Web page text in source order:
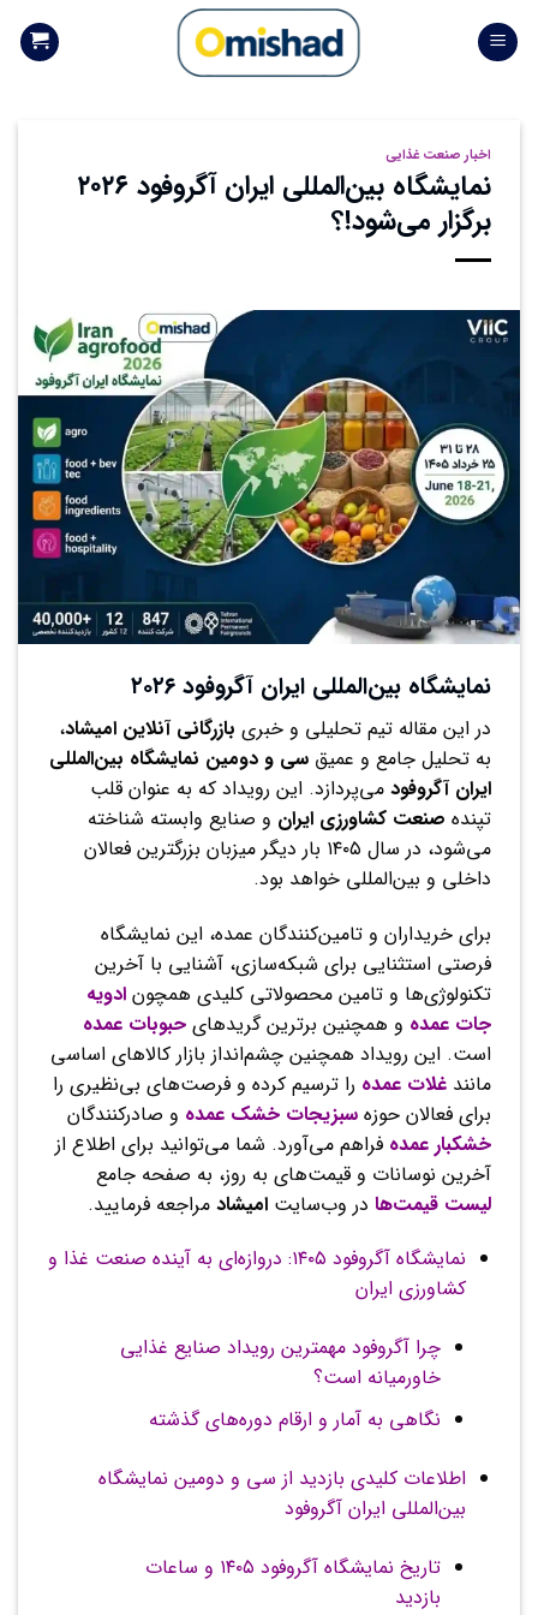
Skip
اخبار صنعت غذایی
نمایشگاه بین‌المللی ایران آگروفود ۲۰۲۶
برگزار می‌شود!؟
نمایشگاه بین‌المللی ایران آگروفود ۲۰۲۶
در این مقاله تیم تحلیلی و خبری بازرگانی آنلاین امیشاد،
به تحلیل جامع و عمیق سی و دومین نمایشگاه بین‌المللی
ایران آگروفود می‌پردازد. این رویداد که به عنوان قلب
تپنده صنعت کشاورزی ایران و صنایع وابسته شناخته
می‌شود، در سال ۱۴۰۵ بار دیگر میزبان بزرگترین فعالان
داخلی و بین‌المللی خواهد بود.
برای خریداران و تامین‌کنندگان عمده، این نمایشگاه
فرصتی استثنایی برای شبکه‌سازی، آشنایی با آخرین
تکنولوژی‌ها و تامین محصولاتی کلیدی همچون ادویه
جات عمده و همچنین برترین گریدهای حبوبات عمده
است. این رویداد همچنین چشم‌انداز بازار کالاهای اساسی
مانند غلات عمده را ترسیم کرده و فرصت‌های بی‌نظیری را
برای فعالان حوزه سبزیجات خشک عمده و صادرکنندگان
خشکبار عمده فراهم می‌آورد. شما می‌توانید برای اطلاع از
آخرین نوسانات و قیمت‌های به روز، به صفحه جامع
لیست قیمت‌ها در وب‌سایت امیشاد مراجعه فرمایید.
نمایشگاه آگروفود ۱۴۰۵: دروازه‌ای به آینده صنعت غذا و
کشاورزی ایران
چرا آگروفود مهمترین رویداد صنایع غذایی
خاورمیانه است؟
نگاهی به آمار و ارقام دوره‌های گذشته
اطلاعات کلیدی بازدید از سی و دومین نمایشگاه
بین‌المللی ایران آگروفود
تاریخ نمایشگاه آگروفود ۱۴۰۵ و ساعات
بازدید